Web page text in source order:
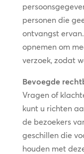
personen die
ontvangst
opnemen om
verzoek, zodat
Bevoegde
Vragen of
kunt u richten
de bezoekers
geschillen die
houden met